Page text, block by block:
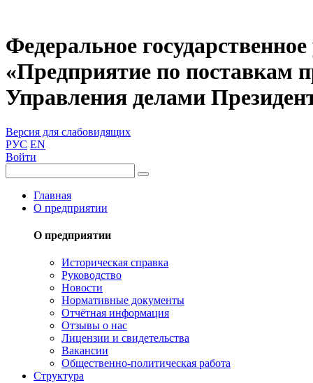
Федеральное
«Предприятие по поставкам
Управления делами
Версия для слабовидящих
РУС EN
Войти
Главная
О предприятии
О предприятии
Историческая справка
Руководство
Новости
Нормативные документы
Отчётная информация
Отзывы о нас
Лицензии и свидетельства
Вакансии
Общественно-политическая работа
Структура